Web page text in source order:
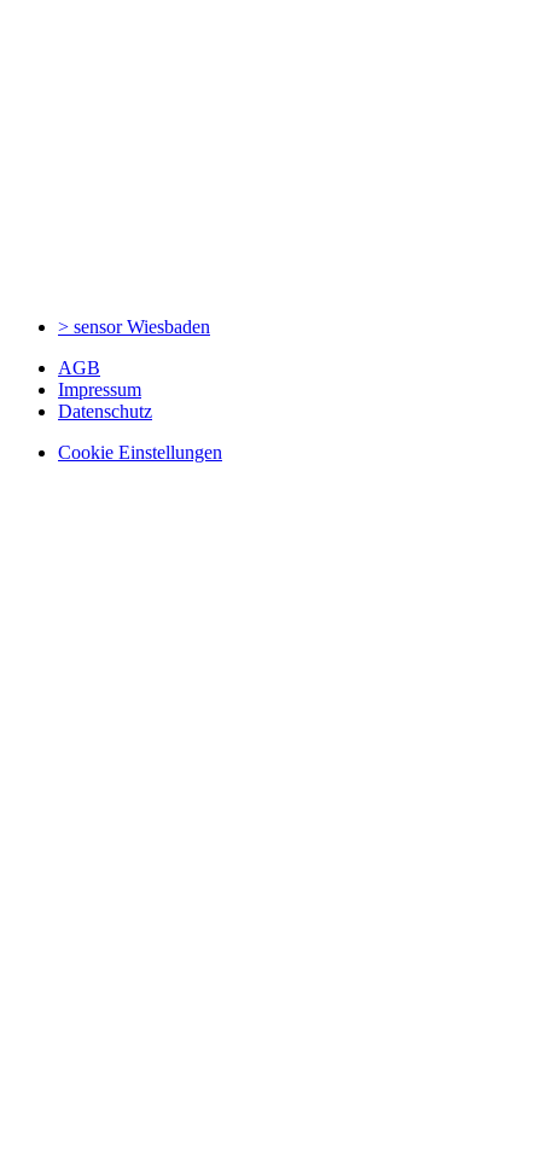
> sensorWiesbaden
AGB
Impressum
Datenschutz
Cookie Einstellungen